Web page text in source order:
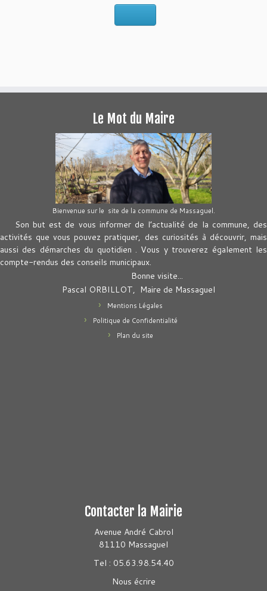
Le Mot du Maire
Bienvenue sur le site de la commune de Massaguel.
Son but est de vous informer de l’actualité de la commune, des
activités que vous pouvez pratiquer, des curiosités à découvrir, mais
aussi des démarches du quotidien . Vous y trouverez également les
compte-rendus des conseils municipaux.
Bonne visite...
Pascal ORBILLOT, Maire de Massaguel
Mentions Légales
Politique de Confidentialité
Plan du site
Contacter la Mairie
Avenue André Cabrol
81110 Massaguel
Tel : 05.63.98.54.40
Nous écrire